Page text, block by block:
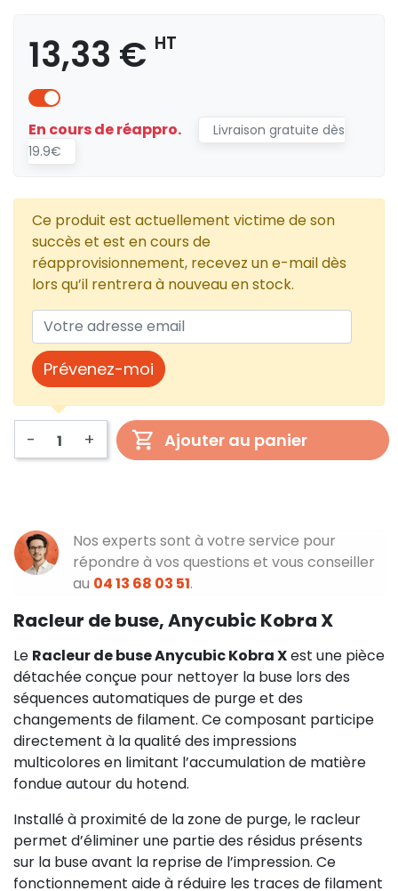
13,33 € HT
En cours de réappro.
Livraison gratuite dès
19.9€
Ce produit est actuellement victime de son
succès et est en cours de
réapprovisionnement, recevez un e-mail dès
lors qu’il rentrera à nouveau en stock.
Prévenez-moi
- + Ajouter au panier
Nos experts sont à votre service pour
répondre à vos questions et vous conseiller
au 04 13 68 03 51.
Racleur de buse, Anycubic Kobra X
Le Racleur de buse Anycubic Kobra Xest une pièce
détachée conçue pour nettoyer la buse lors des
séquences automatiques de purge et des
changements de filament. Ce composant participe
directement à la qualité des impressions
multicolores en limitant l’accumulation de matière
fondue autour du hotend.
Installé à proximité de la zone de purge, le racleur
permet d’éliminer une partie des résidus présents
sur la buse avant la reprise de l’impression. Ce
fonctionnement aide à réduire les traces de filament